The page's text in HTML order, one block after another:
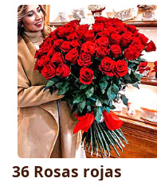
36 Rosas rojas